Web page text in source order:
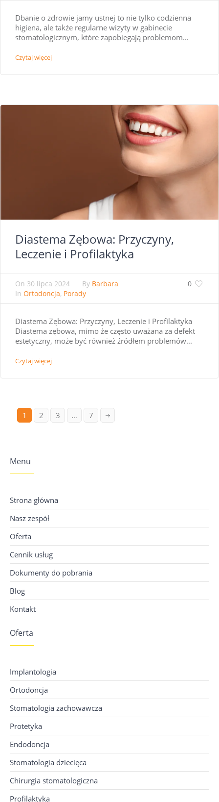
Dbanie o zdrowie jamy ustnej to nie tylko codzienna
higiena, ale także regularne wizyty w gabinecie
stomatologicznym, które zapobiegają problemom...
Czytaj więcej
Diastema Zębowa: Przyczyny,
Leczenie i Profilaktyka
0
On 30 lipca 2024 By Barbara
In Ortodoncja, Porady
Diastema Zębowa: Przyczyny, Leczenie i Profilaktyka
Diastema zębowa, mimo że często uważana za defekt
estetyczny, może być również źródłem problemów...
Czytaj więcej
1 2 3 … 7
Menu
Strona główna
Nasz zespół
Oferta
Cennik usług
Dokumenty do pobrania
Blog
Kontakt
Oferta
Implantologia
Ortodoncja
Stomatologia zachowawcza
Protetyka
Endodoncja
Stomatologia dziecięca
Chirurgia stomatologiczna
Profilaktyka